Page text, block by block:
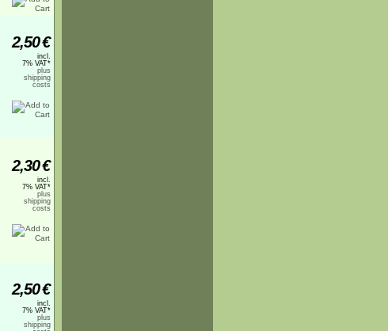
2,50€
incl.
7% VAT*
plus
shipping
costs
2,30€
incl.
7% VAT*
plus
shipping
costs
2,50€
incl.
7% VAT*
plus
shipping